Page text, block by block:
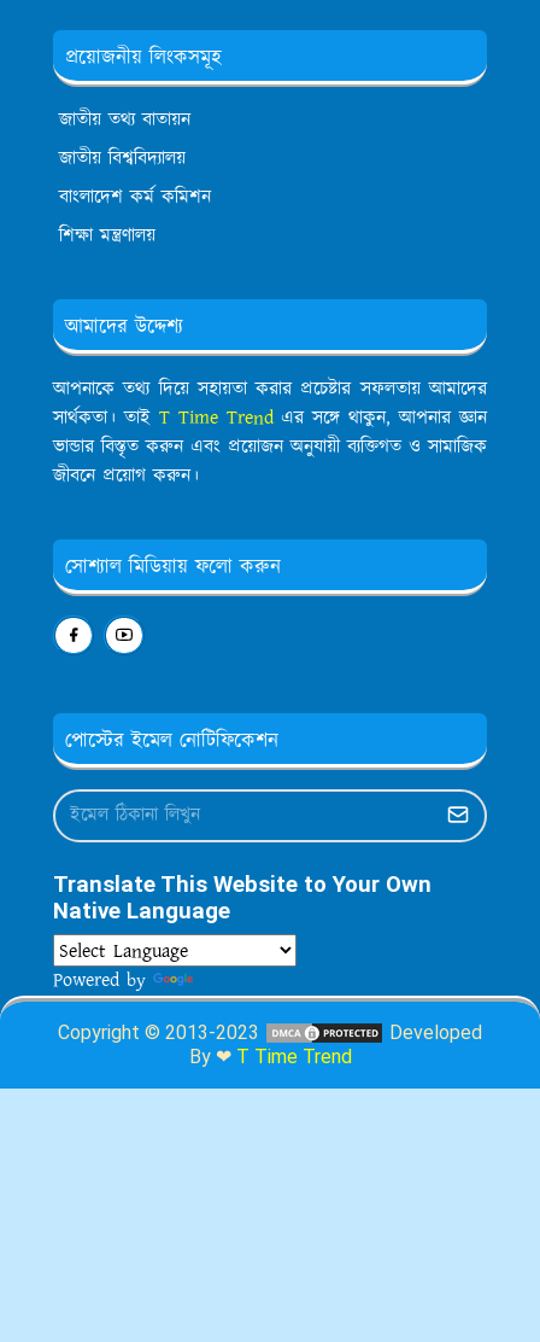
প্রয়োজনীয় লিংকসমূহ
জাতীয় তথ্য বাতায়ন
জাতীয় বিশ্ববিদ্যালয়
বাংলাদেশ কর্ম কমিশন
শিক্ষা মন্ত্রণালয়
আমাদের উদ্দেশ্য
আপনাকে তথ্য দিয়ে সহায়তা করার প্রচেষ্টার সফলতায় আমাদের
সার্থকতা। তাই T Time Trendএর সঙ্গে থাকুন, আপনার জ্ঞান
ভান্ডার বিস্তৃত করুন এবং প্রয়োজন অনুযায়ী ব্যক্তিগত ও সামাজিক
জীবনে প্রয়োগ করুন।
সোশ্যাল মিডিয়ায় ফলো করুন
পোস্টের ইমেল নোটিফিকেশন
Translate This Website to Your Own
Native Language
Powered by
Copyright © 2013-2023
Developed
By ❤ T Time Trend